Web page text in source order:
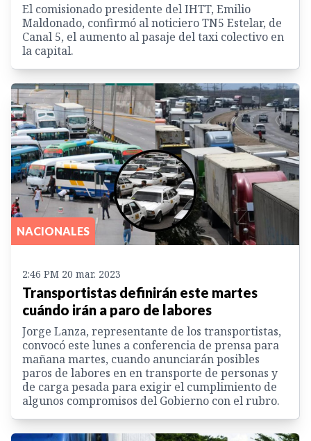
El comisionado presidente del IHTT, Emilio
Maldonado, confirmó al noticiero TN5 Estelar, de
Canal 5, el aumento al pasaje del taxi colectivo en
la capital.
NACIONALES
2:46 PM 20 mar. 2023
Transportistas definirán este martes
cuándo irán a paro de labores
Jorge Lanza, representante de los transportistas,
convocó este lunes a conferencia de prensa para
mañana martes, cuando anunciarán posibles
paros de labores en en transporte de personas y
de carga pesada para exigir el cumplimiento de
algunos compromisos del Gobierno con el rubro.